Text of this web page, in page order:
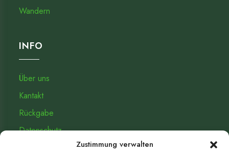
Zustimmung verwalten
Wandern
INFO
Über uns
Kantakt
Rückgabe
Datenschutz­